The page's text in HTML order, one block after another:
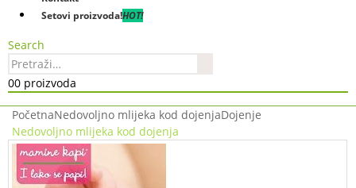
Setovi proizvoda!HOT!
Search
00 proizvoda
PočetnaNedovoljno mlijeka kod dojenjaDojenje
Nedovoljno mlijeka kod dojenja